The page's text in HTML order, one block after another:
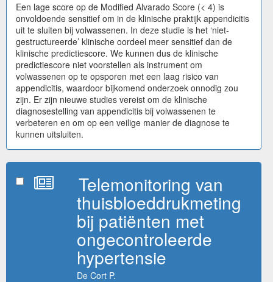
Een lage score op de Modified Alvarado Score (< 4) is
onvoldoende sensitief om in de klinische praktijk appendicitis
uit te sluiten bij volwassenen. In deze studie is het ‘niet-
gestructureerde’ klinische oordeel meer sensitief dan de
klinische predictiescore. We kunnen dus de klinische
predictiescore niet voorstellen als instrument om
volwassenen op te opsporen met een laag risico van
appendicitis, waardoor bijkomend onderzoek onnodig zou
zijn. Er zijn nieuwe studies vereist om de klinische
diagnosestelling van appendicitis bij volwassenen te
verbeteren en om op een veilige manier de diagnose te
kunnen uitsluiten.
Telemonitoring van
thuisbloeddrukmeting
bij patiënten met
ongecontroleerde
hypertensie
De Cort P.